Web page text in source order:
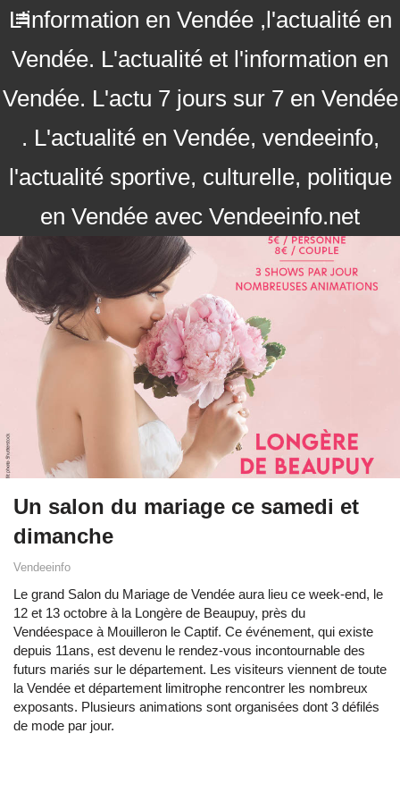
L'information en Vendée ,l'actualité en
Vendée. L'actualité et l'information en
Vendée. L'actu 7 jours sur 7 en Vendée
. L'actualité en Vendée, vendeeinfo,
l'actualité sportive, culturelle, politique
en Vendée avec Vendeeinfo.net
Un salon du mariage ce samedi et
dimanche
Vendeeinfo
Le grand Salon du Mariage de Vendée aura lieu ce week-end, le
12 et 13 octobre à la Longère de Beaupuy, près du
Vendéespace à Mouilleron le Captif. Ce événement, qui existe
depuis 11ans, est devenu le rendez-vous incontournable des
futurs mariés sur le département. Les visiteurs viennent de toute
la Vendée et département limitrophe rencontrer les nombreux
exposants. Plusieurs animations sont organisées dont 3 défilés
de mode par jour.